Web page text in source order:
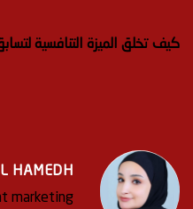
كيف تخلق الميزة التنافسية
HAMEDH
marketing